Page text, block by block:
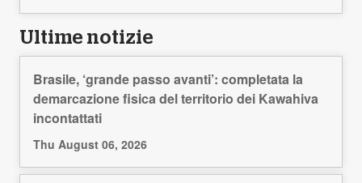
Ultime notizie
Brasile, ‘grande passo avanti’: completata la
demarcazione fisica del territorio dei Kawahiva
incontattati
Thu August 06, 2026